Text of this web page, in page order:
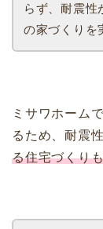
らず、耐震性
の家づくりを
ミサワホーム
るため、耐震
る住宅づくり